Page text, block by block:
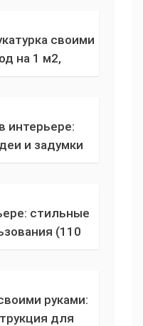
своими
на 1 м2,
интерьере:
и задумки
стильные
(110
руками:
для